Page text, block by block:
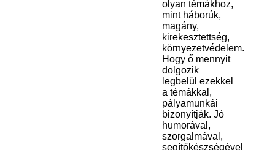
olyan témákhoz,
mint háborúk,
magány,
kirekesztettség,
környezetvédelem.
Hogy ő mennyit
dolgozik
legbelül ezekkel
a témákkal,
pályamunkái
bizonyítják. Jó
humorával,
szorgalmával,
segítőkészségével